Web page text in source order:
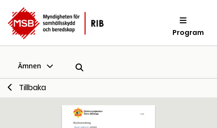
Program
Ämnen
Tillbaka